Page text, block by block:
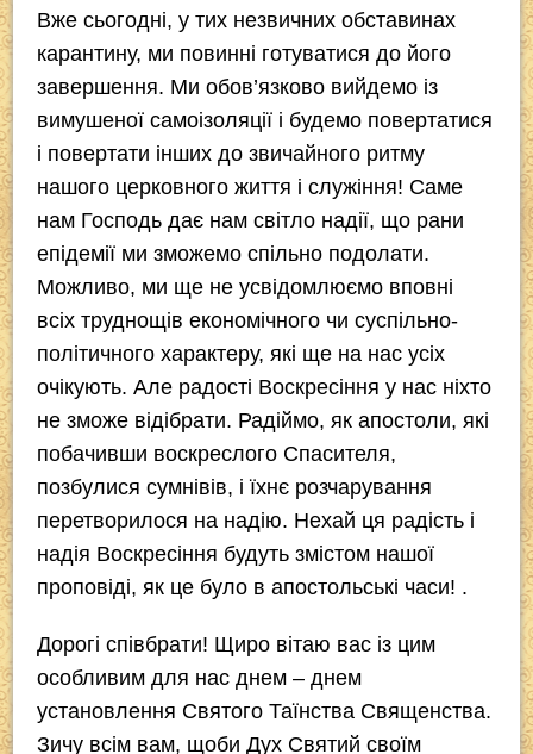
Вже сьогодні, у тих незвичних обставинах
карантину, ми повинні готуватися до його
завершення. Ми обов’язково вийдемо із
вимушеної самоізоляції і будемо повертатися
і повертати інших до звичайного ритму
нашого церковного життя і служіння! Саме
нам Господь дає нам світло надії, що рани
епідемії ми зможемо спільно подолати.
Можливо, ми ще не усвідомлюємо вповні
всіх труднощів економічного чи суспільно-
політичного характеру, які ще на нас усіх
очікують. Але радості Воскресіння у нас ніхто
не зможе відібрати. Радіймо, як апостоли, які
побачивши воскреслого Спасителя,
позбулися сумнівів, і їхнє розчарування
перетворилося на надію. Нехай ця радість і
надія Воскресіння будуть змістом нашої
проповіді, як це було в апостольські часи! .
Дорогі співбрати! Щиро вітаю вас із цим
особливим для нас днем – днем
установлення Святого Таїнства Священства.
Зичу всім вам, щоби Дух Святий своїм